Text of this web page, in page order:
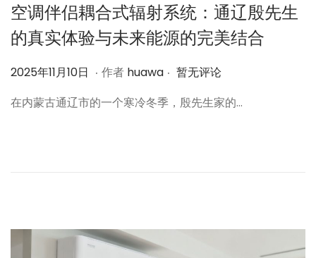
空调伴侣耦合式辐射系统：通辽殷先生
的真实体验与未来能源的完美结合
作
2025年11月10日 2
2
2
7
. 作者 huawa . 暂无评论
在内蒙古通辽市的一个寒冷冬季，殷先生家的…